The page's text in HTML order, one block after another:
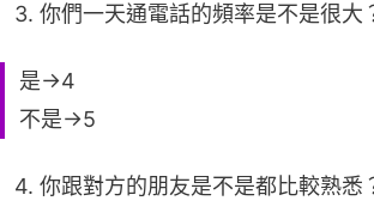
3. 你們一天通電話的頻率是不是很大
是→4
不是→5
4. 你跟對方的朋友是不是都比較熟悉